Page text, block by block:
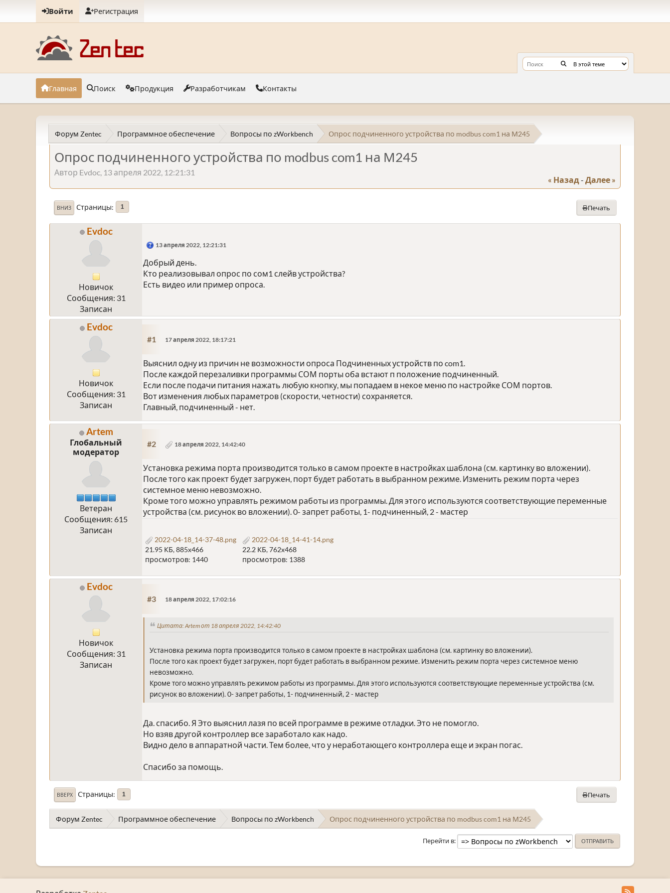
Войти Регистрация
Главная Поиск Продукция Разработчикам Контакты
Форум Zentec Программное обеспечение Вопросы по zWorkbench Опрос подчиненного устройства по modbus com1 на М245
Опрос подчиненного устройства по modbus com1 на М245
Автор Evdoc, 13 апреля 2022, 12:21:31
« Назад - Далее »
Печать
ВНИЗ Страницы 1
Evdoc
Новичок
Сообщения: 31
Записан
13 апреля 2022, 12:21:31
Добрый день.
Кто реализовывал опрос по сом1 слейв устройства?
Есть видео или пример опроса.
Evdoc
Новичок
Сообщения: 31
Записан
#1 17 апреля 2022, 18:17:21
Выяснил одну из причин не возможности опроса Подчиненных устройств по com1.
После каждой перезаливки программы СОМ порты оба встают п положение подчиненный.
Если после подачи питания нажать любую кнопку, мы попадаем в некое меню по настройке СОМ портов.
Вот изменения любых параметров (скорости, четности) сохраняется.
Главный, подчиненный - нет.
Artem
Глобальный
модератор
Ветеран
Сообщения: 615
Записан
#2 18 апреля 2022, 14:42:40
Установка режима порта производится только в самом проекте в настройках шаблона (см. картинку во вложении).
После того как проект будет загружен, порт будет работать в выбранном режиме. Изменить режим порта через
системное меню невозможно.
Кроме того можно управлять режимом работы из программы. Для этого используются соответствующие переменные
устройства (см. рисунок во вложении). 0- запрет работы, 1- подчиненный, 2 - мастер
2022-04-18_14-37-48.png
21.95 КБ, 885x466
просмотров: 1440
2022-04-18_14-41-14.png
22.2 КБ, 762x468
просмотров: 1388
Evdoc
Новичок
Сообщения: 31
Записан
#3 18 апреля 2022, 17:02:16
Цитата: Artem от 18 апреля 2022, 14:42:40
Установка режима порта производится только в самом проекте в настройках шаблона (см. картинку во вложении).
После того как проект будет загружен, порт будет работать в выбранном режиме. Изменить режим порта через системное меню
невозможно.
Кроме того можно управлять режимом работы из программы. Для этого используются соответствующие переменные устройства (см.
рисунок во вложении). 0- запрет работы, 1- подчиненный, 2 - мастер
Да. спасибо. Я Это выяснил лазя по всей программе в режиме отладки. Это не помогло.
Но взяв другой контроллер все заработало как надо.
Видно дело в аппаратной части. Тем более, что у неработающего контроллера еще и экран погас.
Спасибо за помощь.
Печать
ВВЕРХ Страницы 1
Форум Zentec Программное обеспечение Вопросы по zWorkbench Опрос подчиненного устройства по modbus com1 на М245
Перейти в